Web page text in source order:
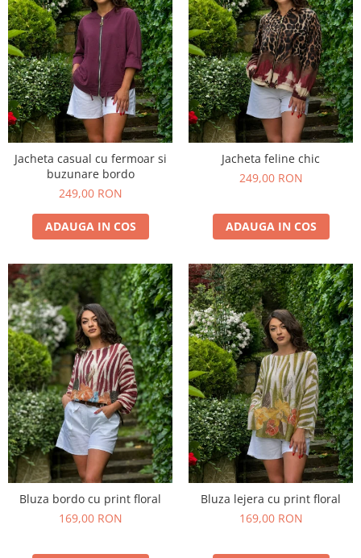
Jacheta casual cu fermoar si
buzunare bordo
249,00 RON
ADAUGA IN COS
Jacheta feline chic
249,00 RON
ADAUGA IN COS
Bluza bordo cu print floral
169,00 RON
Bluza lejera cu print floral
169,00 RON